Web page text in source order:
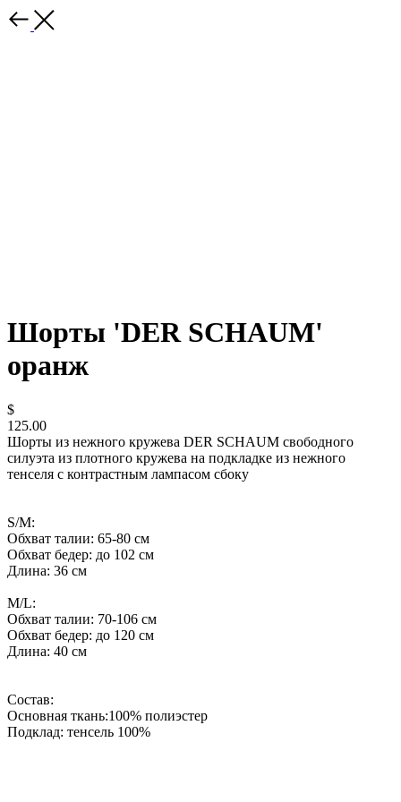
Шорты 'DER SCHAUM'
оранж
$
125.00
Шорты из нежного кружева DER SCHAUM свободного
силуэта из плотного кружева на подкладке из нежного
тенселя с контрастным лампасом сбоку
S/M:
Обхват талии: 65-80 см
Обхват бедер: до 102 см
Длина: 36 см
M/L:
Обхват талии: 70-106 см
Обхват бедер: до 120 см
Длина: 40 см
Состав:
Основная ткань:100% полиэстер
Подклад: тенсель 100%